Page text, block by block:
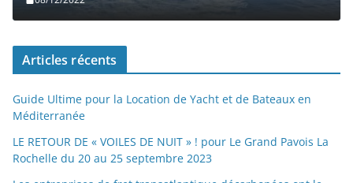
Articles récents
Guide Ultime pour la Location de Yacht et de Bateaux en
Méditerranée
LE RETOUR DE « VOILES DE NUIT » ! pour Le Grand Pavois La
Rochelle du 20 au 25 septembre 2023